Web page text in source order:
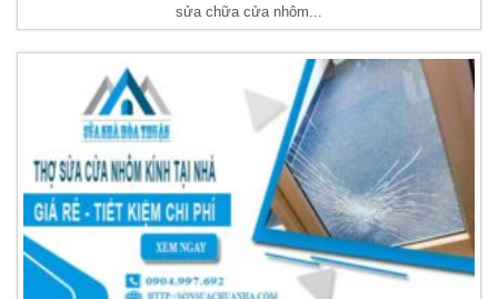
sửa chữa cửa nhôm...